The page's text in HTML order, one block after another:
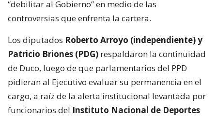
“debilitar al Gobierno” en medio de las
controversias que enfrenta la cartera.
Los diputados Roberto Arroyo (independiente) y
Patricio Briones (PDG) respaldaron la continuidad
de Duco, luego de que parlamentarios del PPD
pidieran al Ejecutivo evaluar su permanencia en el
cargo, a raíz de la alerta institucional levantada por
funcionarios del Instituto Nacional de Deportes